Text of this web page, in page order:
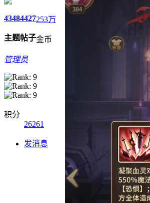
4348
主题
4427
帖子
253万
金币
管理员
积分
26261
发消息